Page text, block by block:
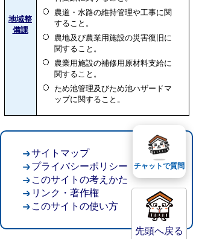
地域整
備課
農道・水路の維持管理や工事に関
すること。
農地及び農業用施設の災害復旧に
関すること。
農業用施設の補修用原材料支給に
関すること。
ため池管理及びため池ハザードマ
ップに関すること。
先頭へ戻る
サイトマップ
プライバシーポリシー
このサイトの考えかた
リンク・著作権
このサイトの使い方
チャットで質問